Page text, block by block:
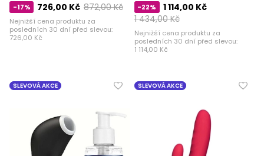
-17% 872,00 Kč
726,00 Kč
Nejnižší cena produktu za
posledních 30 dní před slevou:
726,00 Kč
-22%
1 434,00 Kč
1 114,00 Kč
Nejnižší cena produktu za
posledních 30 dní před slevou:
1 114,00 Kč
SLEVOVÁ AKCE SLEVOVÁ AKCE